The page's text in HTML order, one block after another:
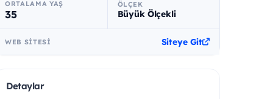
ORTALAMA YAŞ
35
ÖLÇEK
Büyük Ölçekli
WEB SITESI Siteye Git
Detaylar